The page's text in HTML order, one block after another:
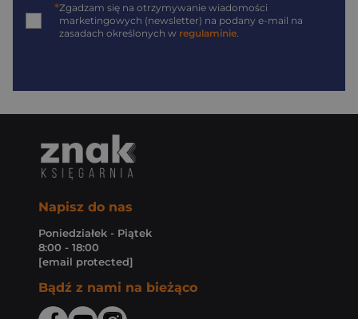
*Zgadzam się na otrzymywanie wiadomości
marketingowych (newsletter) na podany e-mail na
zasadach określonych w regulaminie.
Napisz do nas
Poniedziałek - Piątek
8:00 - 18:00
[email protected]
Bądź z nami na bieżąco